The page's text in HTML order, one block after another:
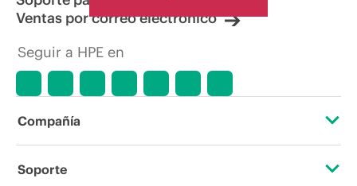
Ventas por correo electrónico
Seguir a HPE en
Compañía
Acerca de HPE
Soporte